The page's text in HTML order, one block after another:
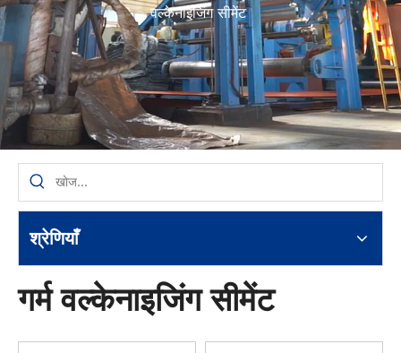
वल्केनाइजिंग सीमेंट
श्रेणियाँ
गर्म वल्केनाइजिंग सीमेंट